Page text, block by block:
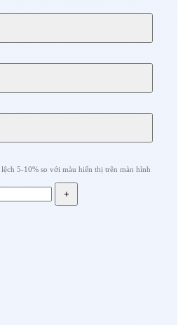
5-10% so với màu hiển thị trên màn hình
+